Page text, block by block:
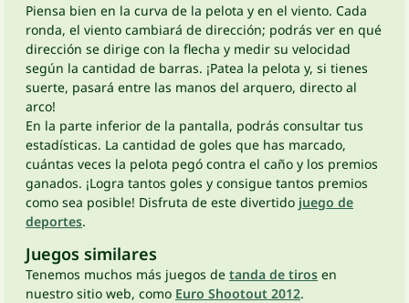
Piensa bien en la curva de la pelota y en el viento. Cada
ronda, el viento cambiará de dirección; podrás ver en qué
dirección se dirige con la flecha y medir su velocidad
según la cantidad de barras. ¡Patea la pelota y, si tienes
suerte, pasará entre las manos del arquero, directo al
arco!
En la parte inferior de la pantalla, podrás consultar tus
estadísticas. La cantidad de goles que has marcado,
cuántas veces la pelota pegó contra el caño y los premios
ganados. ¡Logra tantos goles y consigue tantos premios
como sea posible! Disfruta de este divertido juego de
deportes.
Juegos similares
Tenemos muchos más juegos de tanda de tiros en
nuestro sitio web, como Euro Shootout 2012.